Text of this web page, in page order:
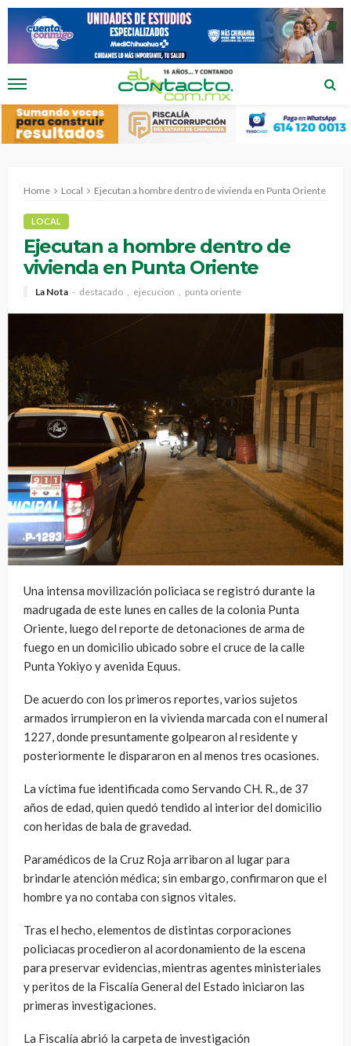
Home Local Ejecutan a hombre dentro de vivienda en Punta Oriente
LOCAL
Ejecutan a hombre dentro de
vivienda en Punta Oriente
La Nota destacado ejecucion punta oriente
Una intensa movilización policiaca se registró durante la
madrugada de este lunes en calles de la colonia Punta
Oriente, luego del reporte de detonaciones de arma de
fuego en un domicilio ubicado sobre el cruce de la calle
Punta Yokiyo y avenida Equus.
De acuerdo con los primeros reportes, varios sujetos
armados irrumpieron en la vivienda marcada con el numeral
1227, donde presuntamente golpearon al residente y
posteriormente le dispararon en al menos tres ocasiones.
La víctima fue identificada como Servando CH. R., de 37
años de edad, quien quedó tendido al interior del domicilio
con heridas de bala de gravedad.
Paramédicos de la Cruz Roja arribaron al lugar para
brindarle atención médica; sin embargo, confirmaron que el
hombre ya no contaba con signos vitales.
Tras el hecho, elementos de distintas corporaciones
policiacas procedieron al acordonamiento de la escena
para preservar evidencias, mientras agentes ministeriales
y peritos de la Fiscalía General del Estado iniciaron las
primeras investigaciones.
La Fiscalía abrió la carpeta de investigación